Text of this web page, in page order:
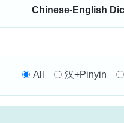
Chinese-English
All 汉+Pinyin